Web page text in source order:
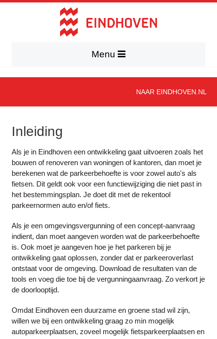
Menu
NAAR EINDHOVEN.NL
Inleiding
Als je in Eindhoven een ontwikkeling gaat uitvoeren zoals het
bouwen of renoveren van woningen of kantoren, dan moet je
berekenen wat de parkeerbehoefte is voor zowel auto's als
fietsen. Dit geldt ook voor een functiewijziging die niet past in
het bestemmingsplan. Je doet dit met de rekentool
parkeernormen auto en/of fiets.
Als je een omgevingsvergunning of een concept-aanvraag
indient, dan moet aangeven worden wat de parkeerbehoefte
is. Ook moet je aangeven hoe je het parkeren bij je
ontwikkeling gaat oplossen, zonder dat er parkeeroverlast
ontstaat voor de omgeving. Download de resultaten van de
tools en voeg die toe bij de vergunningaanvraag. Zo verkort je
de doorlooptijd.
Omdat Eindhoven een duurzame en groene stad wil zijn,
willen we bij een ontwikkeling graag zo min mogelijk
autoparkeerplaatsen, zoveel mogelijk fietsparkeerplaatsen en